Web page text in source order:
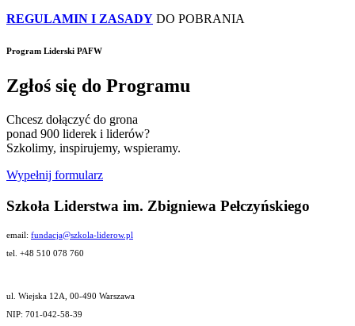
REGULAMIN I ZASADY DO POBRANIA
Program Liderski PAFW
Zgłoś się do Programu
Chcesz dołączyć do grona
ponad 900 liderek i liderów?
Szkolimy, inspirujemy, wspieramy.
Wypełnij formularz
Szkoła Liderstwa im. Zbigniewa Pełczyńskiego
email: fundacja@szkola-liderow.pl
tel. +48 510 078 760
ul. Wiejska 12A, 00-490 Warszawa
NIP: 701-042-58-39